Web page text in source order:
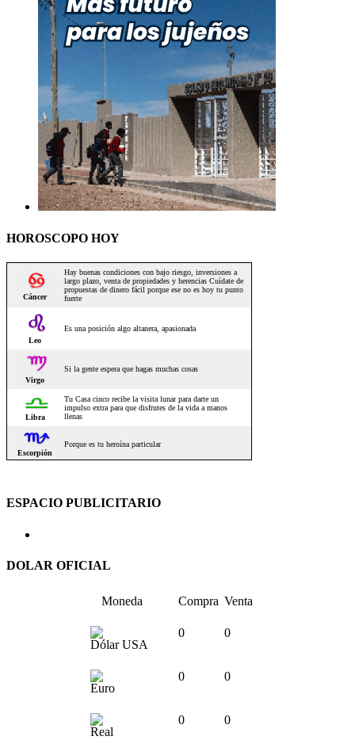
HOROSCOPO HOY
ESPACIO PUBLICITARIO
DOLAR OFICIAL
Moneda Compra Venta
Dólar USA
0 0
Euro
0 0
Real
0 0